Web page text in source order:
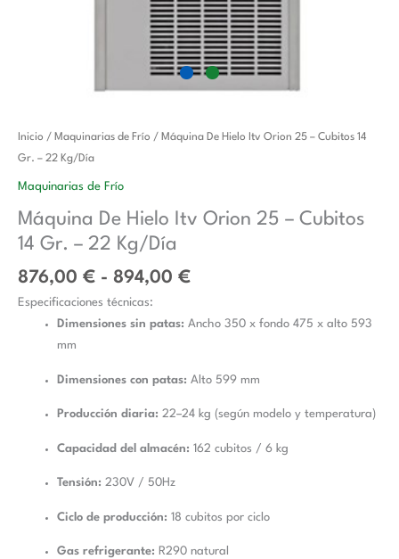
Inicio / Maquinarias de Frío / Máquina De Hielo Itv Orion 25 – Cubitos 14
Gr. – 22 Kg/Día
Maquinarias de Frío
Máquina De Hielo Itv Orion 25 – Cubitos
14 Gr. – 22 Kg/Día
876,00 € - 894,00 €
Rango
876,00 €
Especificaciones técnicas:
Dimensiones sin patas: Ancho 350 x fondo 475 x alto 593
mm
Dimensiones con patas: Alto 599 mm
Producción diaria: 22–24 kg (según modelo y temperatura)
Capacidad del almacén: 162 cubitos / 6 kg
Tensión: 230V / 50Hz
Ciclo de producción: 18 cubitos por ciclo
Gas refrigerante: R290 natural
Máquina
De
Hielo
Orion
25
Cubitos
14
cantidad